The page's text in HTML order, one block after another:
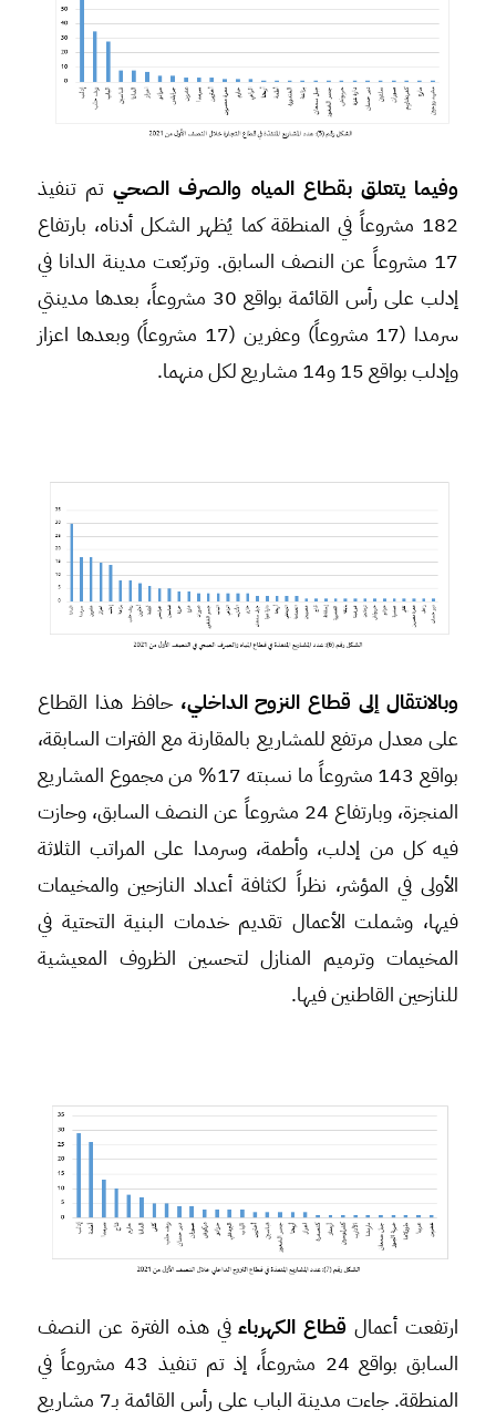
وفيما يتعلق بقطاع المياه والصرف الصحيتم تنفيذ
182 مشروعاً في المنطقة كما يُظهر الشكل أدناه، بارتفاع
17 مشروعاً عن النصف السابق. وتربّعت مدينة الدانا في
إدلب على رأس القائمة بواقع 30 مشروعاً، بعدها مدينتي
سرمدا (17 مشروعاً) وعفرين (17 مشروعاً) وبعدها اعزاز
وإدلب بواقع 15 و14 مشاريع لكل منهما.
وبالانتقال إلى قطاع النزوح الداخلي، حافظ هذا القطاع
على معدل مرتفع للمشاريع بالمقارنة مع الفترات السابقة،
بواقع 143 مشروعاً ما نسبته 17% من مجموع المشاريع
المنجزة، وبارتفاع 24 مشروعاً عن النصف السابق، وحازت
فيه كل من إدلب، وأطمة، وسرمدا على المراتب الثلاثة
الأولى في المؤشر، نظراً لكثافة أعداد النازحين والمخيمات
فيها، وشملت الأعمال تقديم خدمات البنية التحتية في
المخيمات وترميم المنازل لتحسين الظروف المعيشية
للنازحين القاطنين فيها.
ارتفعت أعمال قطاع الكهرباءفي هذه الفترة عن النصف
السابق بواقع 24 مشروعاً، إذ تم تنفيذ 43 مشروعاً في
المنطقة. جاءت مدينة الباب على رأس القائمة بـ7 مشاريع